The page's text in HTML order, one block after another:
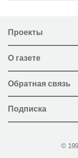
Проекты
О газете
Обратная связь
Подписка
©